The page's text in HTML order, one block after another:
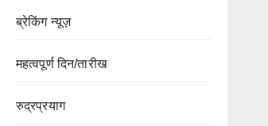
ब्रेकिंग न्यूज़
महत्वपूर्ण दिन/तारीख
रुद्रप्रयाग